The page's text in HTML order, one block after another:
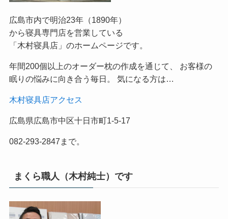
広島市内で明治23年（1890年）
から寝具専門店を営業している
「木村寝具店」のホームページです。
年間200個以上のオーダー枕の作成を通じて、 お客様の
眠りの悩みに向き合う毎日。 気になる方は…
木村寝具店アクセス
広島県広島市中区十日市町1-5-17
082-293-2847まで。
まくら職人（木村純士）です